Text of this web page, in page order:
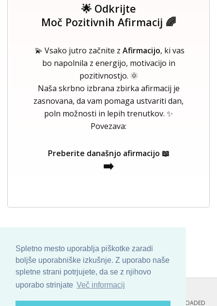
Spletno mesto uporablja piškotke zaradi
boljše uporabniške izkušnje. Z uporabo naše
spletne strani potrjujete, da se z njihovo
uporabo strinjate Več informacij
🌟 Odkrijte
Moč Pozitivnih Afirmacij 🌈
💫 Vsako jutro začnite z Afirmacijo, ki vas
bo napolnila z energijo, motivacijo in
pozitivnostjo. 🌞
Naša skrbno izbrana zbirka afirmacij je
zasnovana, da vam pomaga ustvariti dan,
poln možnosti in lepih trenutkov. ✨
Povezava:
Preberite današnjo afirmacijo 📖
➡️
COPYRIGHT © 2013 - 2026 BYSKINBASE. ALL ARTWORK ARE UPLOADED